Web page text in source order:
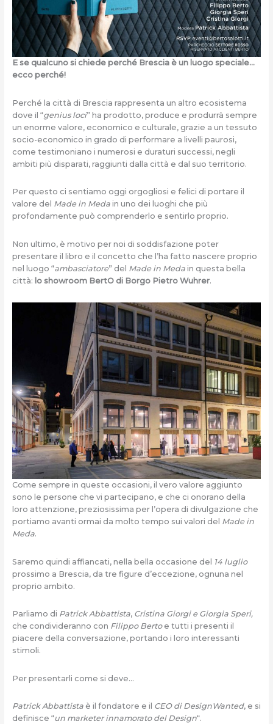
E se qualcuno si chiede perché Brescia è un luogo speciale…
ecco perché!
Perché la città di Brescia rappresenta un altro ecosistema
dove il “genius loci” ha prodotto, produce e produrrà sempre
un enorme valore, economico e culturale, grazie a un tessuto
socio-economico in grado di performare a livelli paurosi,
come testimoniano i numerosi e duraturi successi, negli
ambiti più disparati, raggiunti dalla città e dal suo territorio.
Per questo ci sentiamo oggi orgogliosi e felici di portare il
valore del Made in Medain uno dei luoghi che più
profondamente può comprenderlo e sentirlo proprio.
Non ultimo, è motivo per noi di soddisfazione poter
presentare il libro e il concetto che l’ha fatto nascere proprio
nel luogo “ambasciatore” del Made in Medain questa bella
città: lo showroom BertO di Borgo Pietro Wuhrer.
Come sempre in queste occasioni, il vero valore aggiunto
sono le persone che vi partecipano, e che ci onorano della
loro attenzione, preziosissima per l’opera di divulgazione che
portiamo avanti ormai da molto tempo sui valori del Made in
Meda.
Saremo quindi affiancati, nella bella occasione del 14 luglio
prossimo a Brescia, da tre figure d’eccezione, ognuna nel
proprio ambito.
Parliamo di Patrick Abbattista, Cristina Giorgi e Giorgia Speri,
che condivideranno con Filippo Bertoe tutti i presenti il
piacere della conversazione, portando i loro interessanti
stimoli.
Per presentarli come si deve…
Patrick Abbattistaè il fondatore e il CEO di DesignWanted, e si
definisce “un marketer innamorato del Design“.